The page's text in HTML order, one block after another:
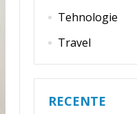
Tehnologie
Travel
RECENTE